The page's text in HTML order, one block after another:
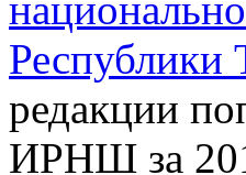
редакции
ИРНШ за